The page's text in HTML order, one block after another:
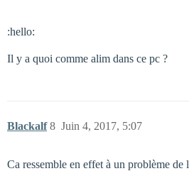
:hello:
Il y a quoi comme alim dans ce pc ?
Blackalf Juin 4, 2017, 5:07
8
Ca ressemble en effet à un problème de